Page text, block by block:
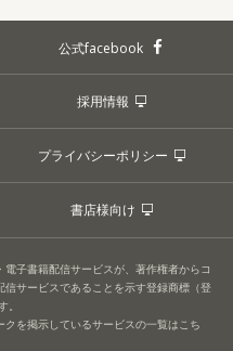
公式facebook
採用情報
プライバシーポリシー
書店様向け
子書籍配信サービスが、著作権者からコ
信サービスであることを示す登録商標（登
クを掲示しているサービスの一覧はこち